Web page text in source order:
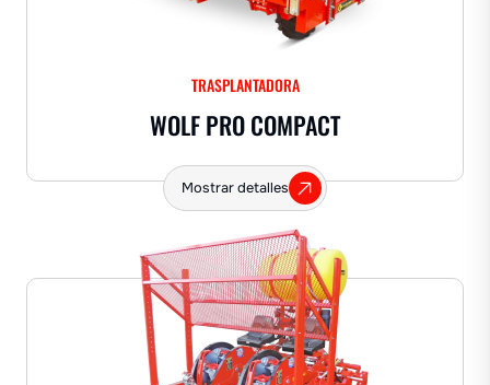
TRASPLANTADORA
WOLF PRO COMPACT
Mostrar detalles